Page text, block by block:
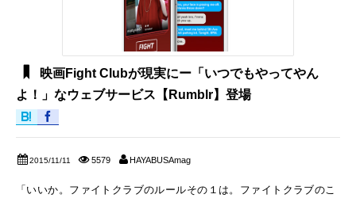
映画Fight Clubが現実にー「いつでもやってやん
よ！」なウェブサービス【Rumblr】登場
2015/11/11 5579 HAYABUSAmag
「いいか。ファイトクラブのルールその１は。ファイトクラブのこ